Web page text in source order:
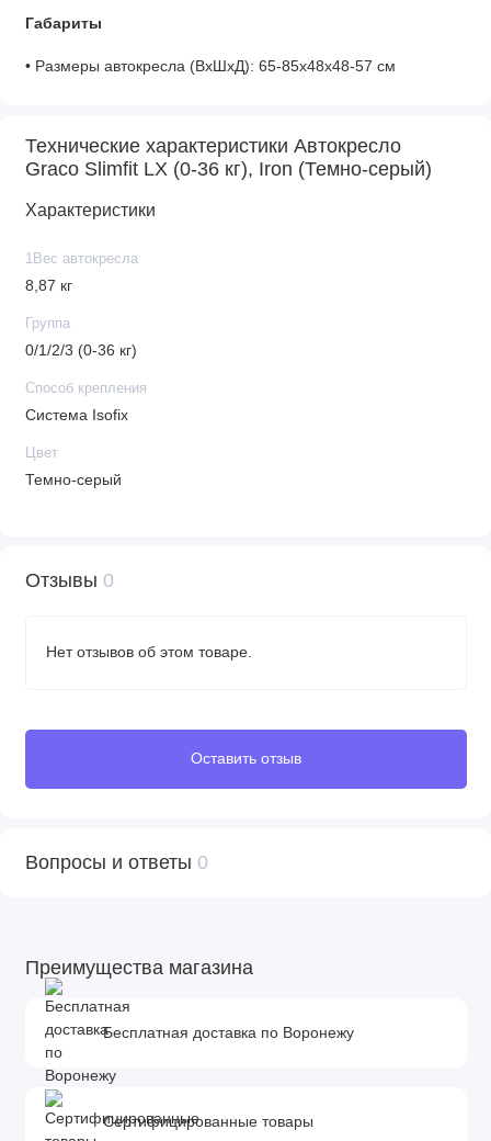
Габариты
• Размеры автокресла (ВхШхД): 65-85х48х48-57 см
Технические характеристики Автокресло
Graco Slimfit LX (0-36 кг), Iron (Темно-серый)
Характеристики
1Вес автокресла
8,87 кг
Группа
0/1/2/3 (0-36 кг)
Способ крепления
Система Isofix
Цвет
Темно-серый
Отзывы 0
Нет отзывов об этом товаре.
Оставить отзыв
Вопросы и ответы 0
Преимущества магазина
Бесплатная доставка по Воронежу
Сертифицированные товары